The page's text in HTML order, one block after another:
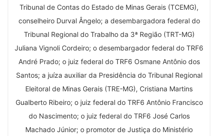
Tribunal de Contas do Estado de Minas Gerais (TCEMG),
conselheiro Durval Ângelo; a desembargadora federal do
Tribunal Regional do Trabalho da 3ª Região (TRT-MG)
Juliana Vignoli Cordeiro; o desembargador federal do TRF6
André Prado; o juiz federal do TRF6 Osmane Antônio dos
Santos; a juíza auxiliar da Presidência do Tribunal Regional
Eleitoral de Minas Gerais (TRE-MG), Cristiana Martins
Gualberto Ribeiro; o juiz federal do TRF6 Antônio Francisco
do Nascimento; o juiz federal do TRF6 José Carlos
Machado Júnior; o promotor de Justiça do Ministério